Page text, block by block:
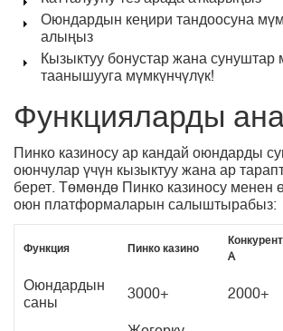
Оюндардын кеңири тандоосуна
алыңыз
Кызыктуу бонустар жана сунуштар
таанышууга мүмкүнчүлүк!
Функцияларды
Пинко казиносу ар кандай оюндарды
оюнчулар үчүн кызыктуу жана ар
берет. Төмөндө Пинко казиносу менен
оюн платформаларын салыштырабыз:
Функция Пинко казино
Конкурент
A
Оюндардын
саны
3000+ 2000+